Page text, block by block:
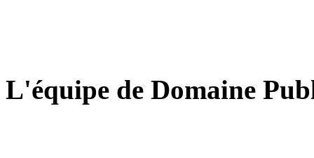
L'équipe de Domaine